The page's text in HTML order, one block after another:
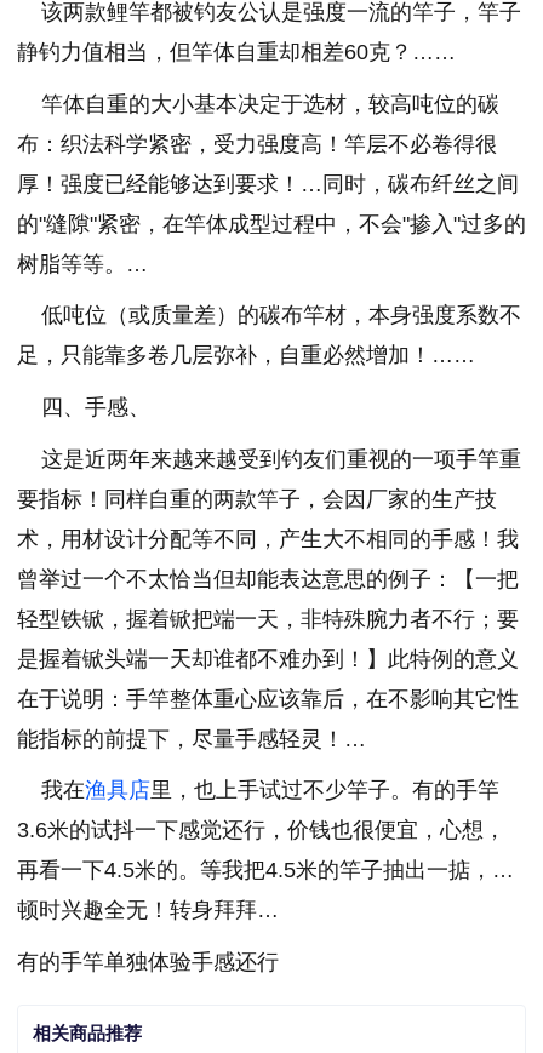
该两款鲤竿都被钓友公认是强度一流的竿子，竿子
静钓力值相当，但竿体自重却相差60克？……
竿体自重的大小基本决定于选材，较高吨位的碳
布：织法科学紧密，受力强度高！竿层不必卷得很
厚！强度已经能够达到要求！…同时，碳布纤丝之间
的"缝隙"紧密，在竿体成型过程中，不会"掺入"过多的
树脂等等。…
低吨位（或质量差）的碳布竿材，本身强度系数不
足，只能靠多卷几层弥补，自重必然增加！……
四、手感、
这是近两年来越来越受到钓友们重视的一项手竿重
要指标！同样自重的两款竿子，会因厂家的生产技
术，用材设计分配等不同，产生大不相同的手感！我
曾举过一个不太恰当但却能表达意思的例子：【一把
轻型铁锨，握着锨把端一天，非特殊腕力者不行；要
是握着锨头端一天却谁都不难办到！】此特例的意义
在于说明：手竿整体重心应该靠后，在不影响其它性
能指标的前提下，尽量手感轻灵！…
我在渔具店里，也上手试过不少竿子。有的手竿
3.6米的试抖一下感觉还行，价钱也很便宜，心想，
再看一下4.5米的。等我把4.5米的竿子抽出一掂，…
顿时兴趣全无！转身拜拜…
有的手竿单独体验手感还行
相关商品推荐